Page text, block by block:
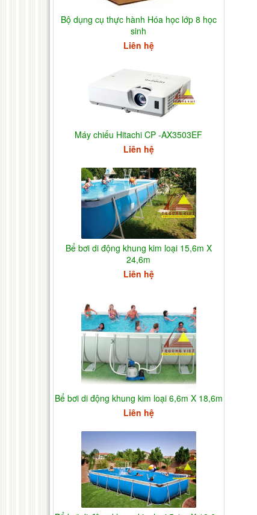
Bộ dụng cụ thực hành Hóa học lớp 8 học
sinh
Liên hệ
Máy chiếu Hitachi CP -AX3503EF
Liên hệ
Bể bơi di động khung kim loại 15,6m X
24,6m
Liên hệ
Bể bơi di động khung kim loại 6,6m X 18,6m
Liên hệ